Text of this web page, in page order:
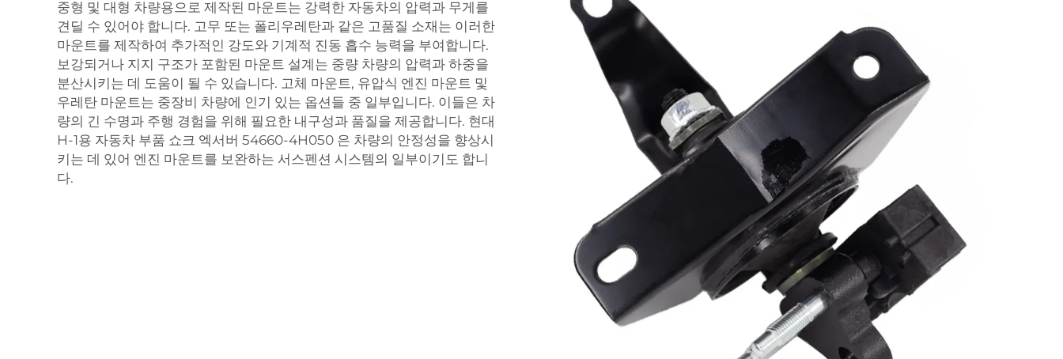
중형 및 대형 차량용으로 제작된 마운트는 강력한 자동차의 압력과 무게를
견딜 수 있어야 합니다. 고무 또는 폴리우레탄과 같은 고품질 소재는 이러한
마운트를 제작하여 추가적인 강도와 기계적 진동 흡수 능력을 부여합니다.
보강되거나 지지 구조가 포함된 마운트 설계는 중량 차량의 압력과 하중을
분산시키는 데 도움이 될 수 있습니다. 고체 마운트, 유압식 엔진 마운트 및
우레탄 마운트는 중장비 차량에 인기 있는 옵션들 중 일부입니다. 이들은 차
량의 긴 수명과 주행 경험을 위해 필요한 내구성과 품질을 제공합니다. 현대
H-1용 자동차 부품 쇼크 엑서버 54660-4H050 은 차량의 안정성을 향상시
키는 데 있어 엔진 마운트를 보완하는 서스펜션 시스템의 일부이기도 합니
다.